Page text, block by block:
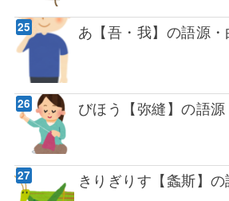
あ【吾・我】の語源
びほう【弥縫】の語
きりぎりす【螽斯】